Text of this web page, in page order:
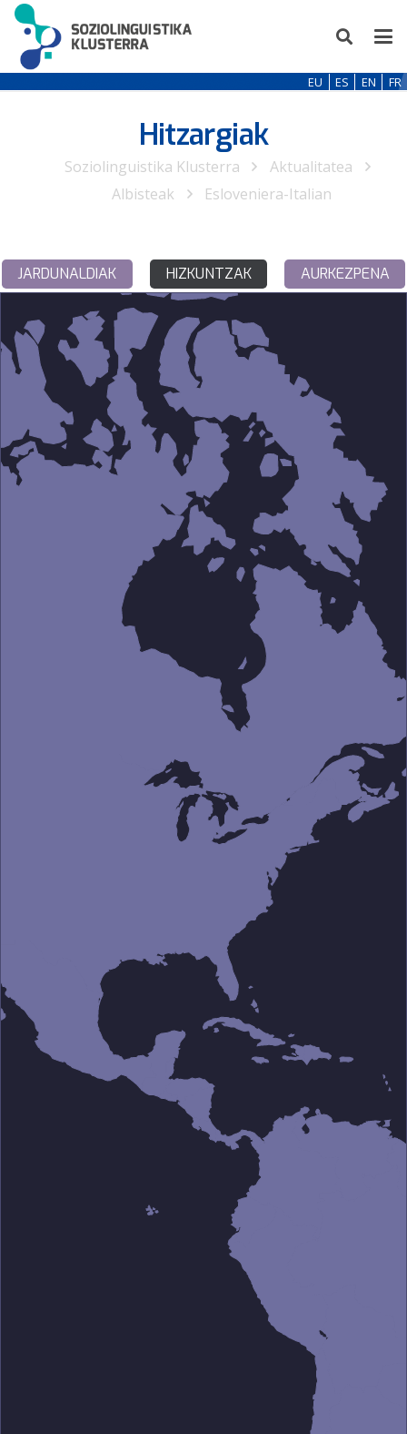
EU ES EN FR
Hitzargiak
Soziolinguistika Klusterra
Aktualitatea
Albisteak
Esloveniera-Italian
JARDUNALDIAK HIZKUNTZAK AURKEZPENA